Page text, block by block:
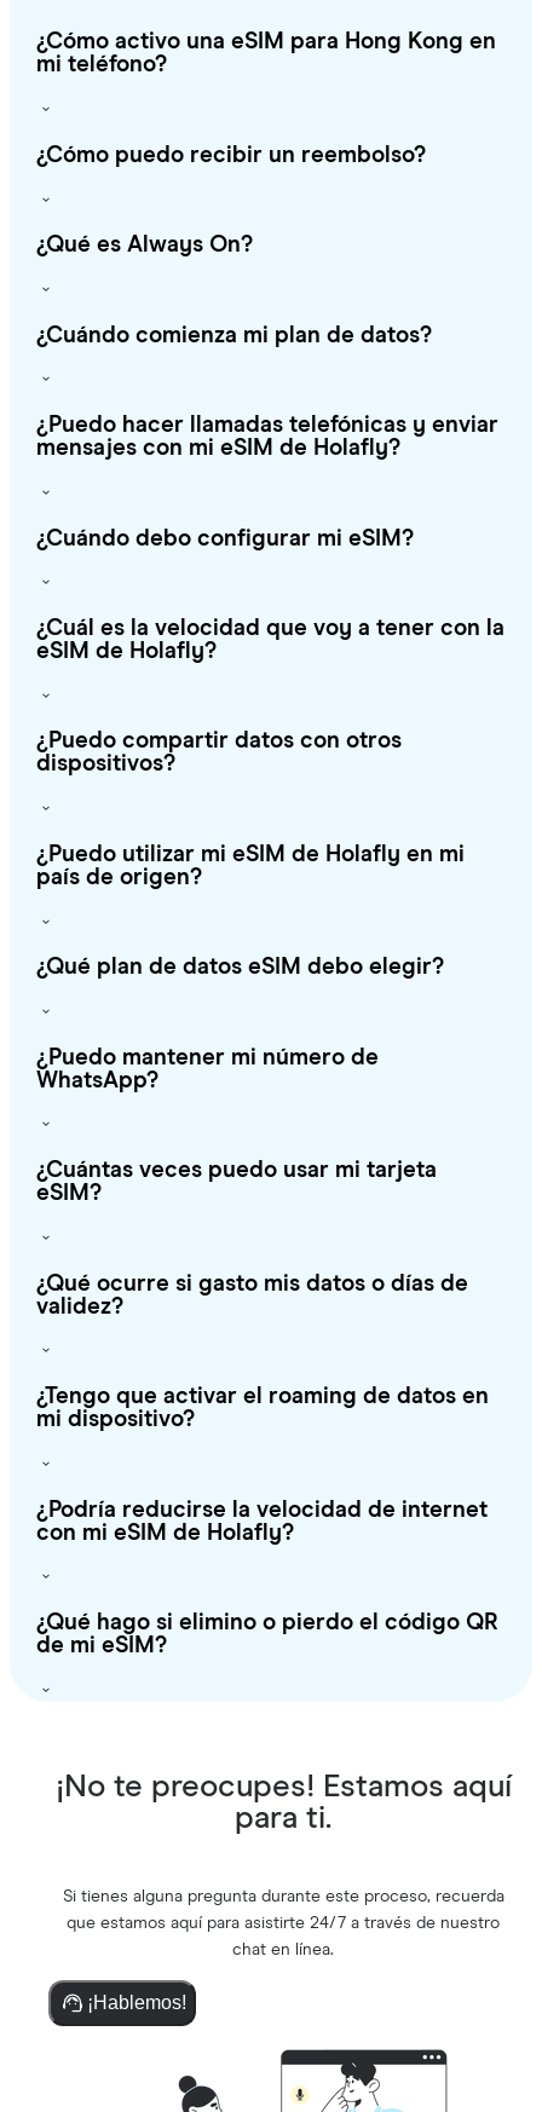
¿Cómo activo una eSIM para Hong Kong en
mi teléfono?
¿Cómo puedo recibir un reembolso?
¿Qué es Always On?
¿Cuándo comienza mi plan de datos?
¿Puedo hacer llamadas telefónicas y enviar
mensajes con mi eSIM de Holafly?
¿Cuándo debo configurar mi eSIM?
¿Cuál es la velocidad que voy a tener con la
eSIM de Holafly?
¿Puedo compartir datos con otros
dispositivos?
¿Puedo utilizar mi eSIM de Holafly en mi
país de origen?
¿Qué plan de datos eSIM debo elegir?
¿Puedo mantener mi número de
WhatsApp?
¿Cuántas veces puedo usar mi tarjeta
eSIM?
¿Qué ocurre si gasto mis datos o días de
validez?
¿Tengo que activar el roaming de datos en
mi dispositivo?
¿Podría reducirse la velocidad de internet
con mi eSIM de Holafly?
¿Qué hago si elimino o pierdo el código QR
de mi eSIM?
¡No te preocupes! Estamos aquí
para ti.
Si tienes alguna pregunta durante este proceso, recuerda
que estamos aquí para asistirte 24/7 a través de nuestro
chat en línea.
¡Hablemos!